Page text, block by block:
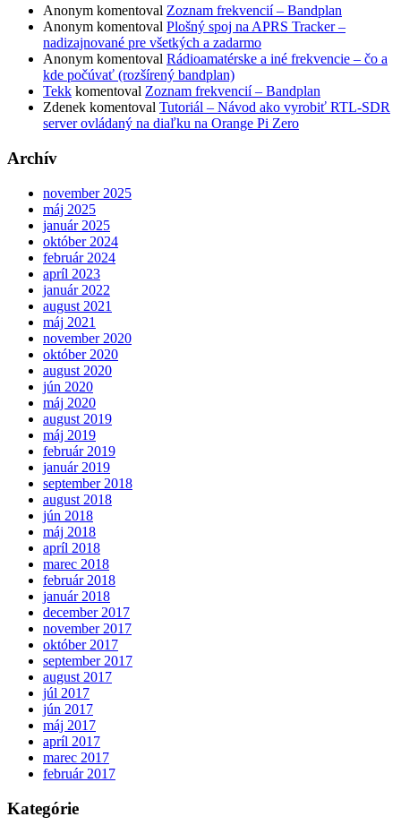
Anonym komentoval Zoznam frekvencií – Bandplan
Anonym komentoval Plošný spoj na APRS Tracker –
nadizajnované pre všetkých a zadarmo
Anonym komentoval Rádioamatérske a iné frekvencie – čo a
kde počúvať (rozšírený bandplan)
Tekk komentoval Zoznam frekvencií – Bandplan
Zdenek komentoval Tutoriál – Návod ako vyrobiť RTL-SDR
server ovládaný na diaľku na Orange Pi Zero
Archív
november 2025
máj 2025
január 2025
október 2024
február 2024
apríl 2023
január 2022
august 2021
máj 2021
november 2020
október 2020
august 2020
jún 2020
máj 2020
august 2019
máj 2019
február 2019
január 2019
september 2018
august 2018
jún 2018
máj 2018
apríl 2018
marec 2018
február 2018
január 2018
december 2017
november 2017
október 2017
september 2017
august 2017
júl 2017
jún 2017
máj 2017
apríl 2017
marec 2017
február 2017
Kategórie